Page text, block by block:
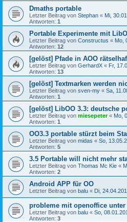
Dmaths portable
Letzter Beitrag von Stephan « Mi,
Antworten: 1
Portable Experimente mit
Letzter Beitrag von Constructus « Mo,
Antworten: 12
[gelöst] Pfade in AOO
Letzter Beitrag von GerhardX « Fr,
Antworten: 13
[gelöst] Textmarken werden
Letzter Beitrag von sven-my « Sa,
Antworten: 1
[gelöst] LibOO 3.3: deutsche
Letzter Beitrag von miesepeter« Mo,
Antworten: 1
OO3.3 portable stürzt beim
Letzter Beitrag von midas « So,
Antworten: 5
3.5 Portable will nicht mehr
Letzter Beitrag von Thomas Mc Kie «
Antworten: 2
Android APP für OO
Letzter Beitrag von balu « Di,
probleme mit openoffice
Letzter Beitrag von balu « So,
Antworten: 3